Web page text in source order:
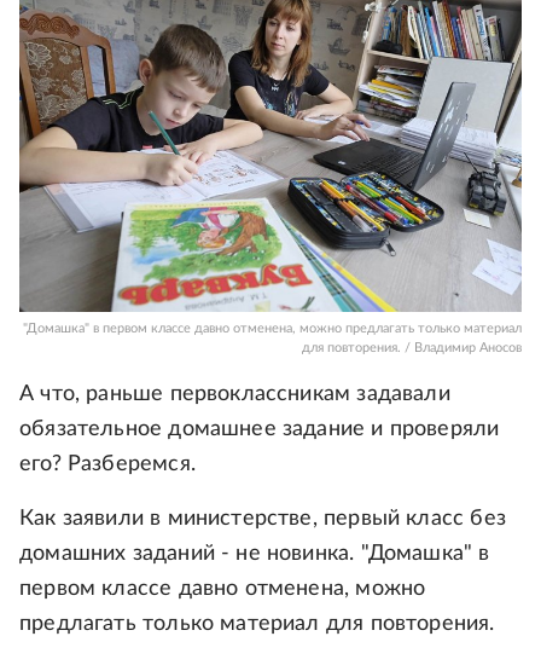
"Домашка" в первом классе давно отменена, можно предлагать только материал
для повторения. / Владимир Аносов
А что, раньше первоклассникам задавали
обязательное домашнее задание и проверяли
его? Разберемся.
Как заявили в министерстве, первый класс без
домашних заданий - не новинка. "Домашка" в
первом классе давно отменена, можно
предлагать только материал для повторения.